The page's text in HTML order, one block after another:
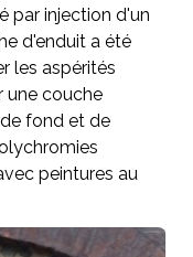
par injection d'un
d'enduit a été
les aspérités
une couche
fond et de
peintures au